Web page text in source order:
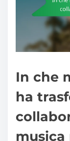
In che
ha
musica